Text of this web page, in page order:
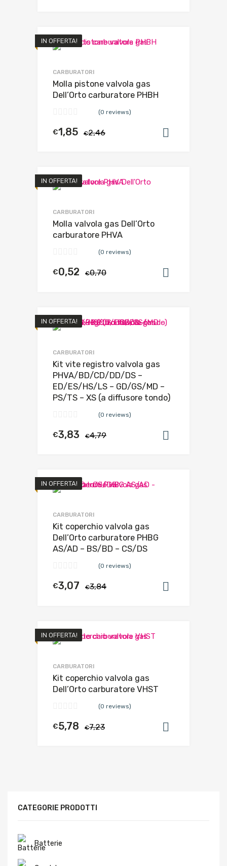
IN OFFERTA!
CARBURATORI
Molla pistone valvola gas
Dell’Orto carburatore PHBH
(0 reviews)
€2,46
€1,85
IN OFFERTA!
CARBURATORI
Molla valvola gas Dell’Orto
carburatore PHVA
(0 reviews)
€0,70
€0,52
IN OFFERTA!
CARBURATORI
Kit vite registro valvola gas
PHVA/BD/CD/DD/DS –
ED/ES/HS/LS – GD/GS/MD –
PS/TS – XS (a diffusore tondo)
(0 reviews)
€4,79
€3,83
IN OFFERTA!
CARBURATORI
Kit coperchio valvola gas
Dell’Orto carburatore PHBG
AS/AD – BS/BD – CS/DS
(0 reviews)
€3,84
€3,07
IN OFFERTA!
CARBURATORI
Kit coperchio valvola gas
Dell’Orto carburatore VHST
(0 reviews)
€7,23
€5,78
CATEGORIE PRODOTTI
Batterie